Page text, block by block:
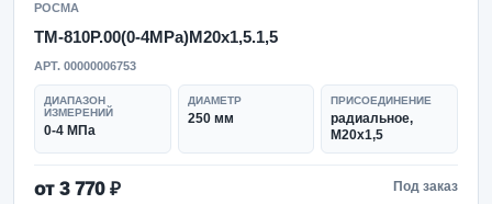
РОСМА
ТМ-810Р.00(0-4MPa)M20x1,5.1,5
АРТ. 00000006753
ДИАПАЗОН
ИЗМЕРЕНИЙ
0-4 МПа
ДИАМЕТР
250 мм
ПРИСОЕДИНЕНИЕ
радиальное,
M20x1,5
от 3 770 ₽ Под заказ